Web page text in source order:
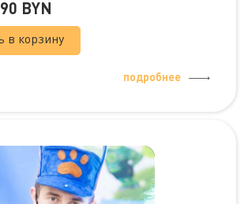
90 BYN
в корзину
подробнее